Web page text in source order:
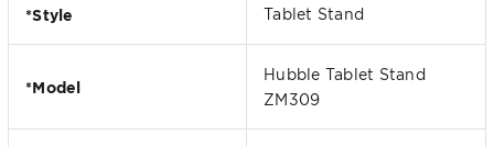
*Style Tablet Stand
*Model
Hubble Tablet Stand
ZM309